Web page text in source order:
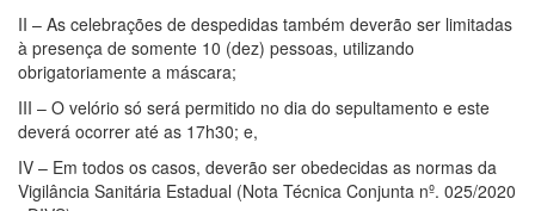
II – As celebrações de despedidas também deverão ser limitadas
à presença de somente 10 (dez) pessoas, utilizando
obrigatoriamente a máscara;
III – O velório só será permitido no dia do sepultamento e este
deverá ocorrer até as 17h30; e,
IV – Em todos os casos, deverão ser obedecidas as normas da
Vigilância Sanitária Estadual (Nota Técnica Conjunta nº. 025/2020